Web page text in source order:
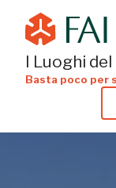
I Luoghi
Basta poco per